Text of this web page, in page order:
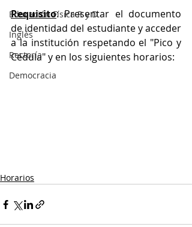
Educación Física R y D
Inglés
Rectoría
Democracia
Requisito: Presentar el documento
de identidad del estudiante y acceder
a la institución respetando el "Pico y
Cédula" y en los siguientes horarios:
Horarios